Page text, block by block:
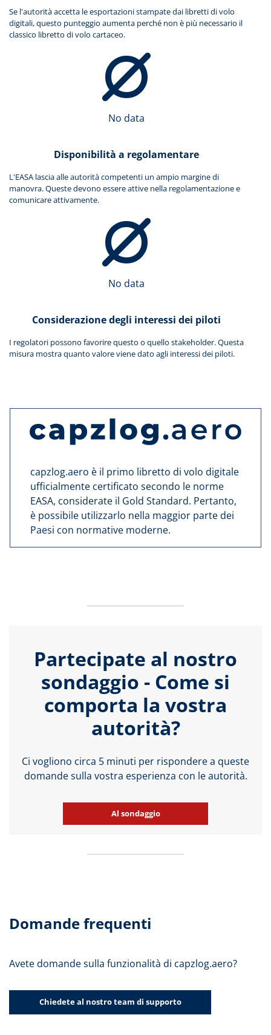
Se l'autorità accetta le esportazioni stampate dai libretti di volo
digitali, questo punteggio aumenta perché non è più necessario il
classico libretto di volo cartaceo.
No data
Disponibilità a regolamentare
L'EASA lascia alle autorità competenti un ampio margine di
manovra. Queste devono essere attive nella regolamentazione e
comunicare attivamente.
No data
Considerazione degli interessi dei piloti
I regolatori possono favorire questo o quello stakeholder. Questa
misura mostra quanto valore viene dato agli interessi dei piloti.
capzlog.aero è il primo libretto di volo digitale
ufficialmente certificato secondo le norme
EASA, considerate il Gold Standard. Pertanto,
è possibile utilizzarlo nella maggior parte dei
Paesi con normative moderne.
Partecipate al nostro
sondaggio - Come si
comporta la vostra
autorità?
Ci vogliono circa 5 minuti per rispondere a queste
domande sulla vostra esperienza con le autorità.
Al sondaggio
Domande frequenti
Avete domande sulla funzionalità di capzlog.aero?
Chiedete al nostro team di supporto